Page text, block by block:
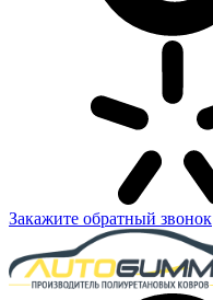
Закажите обратный звонок